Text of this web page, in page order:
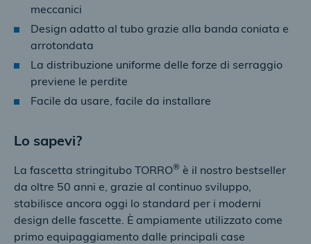
meccanici
Design adatto al tubo grazie alla banda coniata e
arrotondata
La distribuzione uniforme delle forze di serraggio
previene le perdite
Facile da usare, facile da installare
Lo sapevi?
La fascetta stringitubo TORRO® è il nostro bestseller
da oltre 50 anni e, grazie al continuo sviluppo,
stabilisce ancora oggi lo standard per i moderni
design delle fascette. È ampiamente utilizzato come
primo equipaggiamento dalle principali case